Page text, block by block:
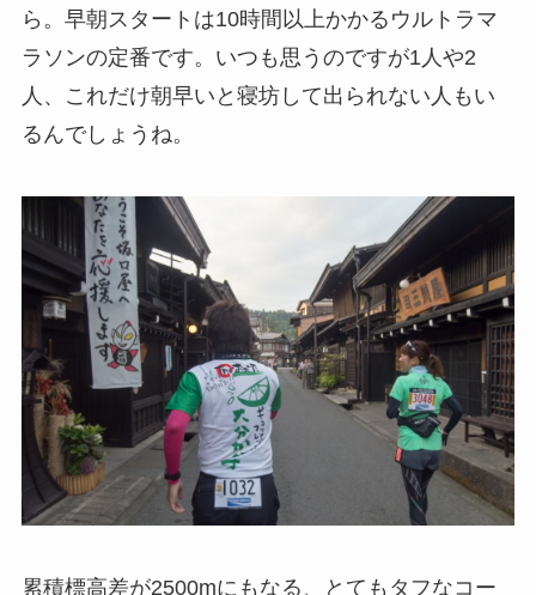
ら。早朝スタートは10時間以上かかるウルトラマ
ラソンの定番です。いつも思うのですが1人や2
人、これだけ朝早いと寝坊して出られない人もい
るんでしょうね。
累積標高差が2500mにもなる、とてもタフなコー